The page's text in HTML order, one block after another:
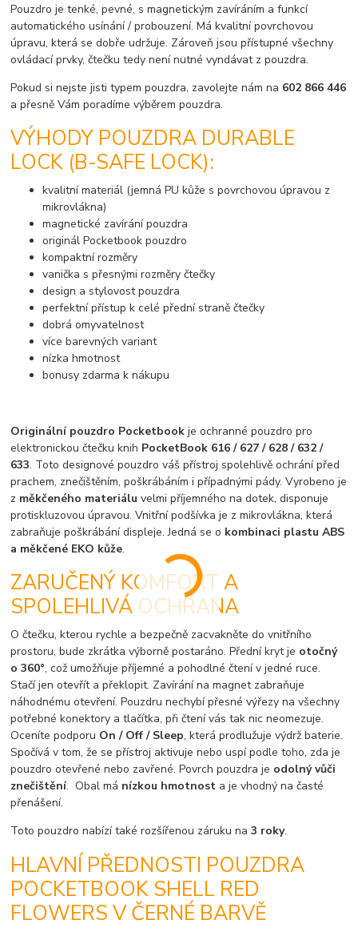
Pouzdro je tenké, pevné, s magnetickým zavíráním a funkcí
automatického usínání / probouzení. Má kvalitní povrchovou
úpravu, která se dobře udržuje. Zároveň jsou přístupné všechny
ovládací prvky, čtečku tedy není nutné vyndávat z pouzdra.
Pokud si nejste jisti typem pouzdra, zavolejte nám na 602 866 446
a přesně Vám poradíme výběrem pouzdra.
VÝHODY POUZDRA DURABLE
LOCK (B-SAFE LOCK):
kvalitní materiál (jemná PU kůže s povrchovou úpravou z
mikrovlákna)
magnetické zavírání pouzdra
originál Pocketbook pouzdro
kompaktní rozměry
vanička s přesnými rozměry čtečky
design a stylovost pouzdra
perfektní přístup k celé přední straně čtečky
dobrá omyvatelnost
více barevných variant
nízka hmotnost
bonusy zdarma k nákupu
Originální pouzdro Pocketbook je ochranné pouzdro pro
elektronickou čtečku knih PocketBook 616 / 627 / 628 / 632 /
633. Toto designové pouzdro váš přístroj spolehlivě ochrání před
prachem, znečištěním, poškrábáním i případnými pády. Vyrobeno je
z měkčeného materiálu velmi příjemného na dotek, disponuje
protiskluzovou úpravou. Vnitřní podšívka je z mikrovlákna, která
zabraňuje poškrábání displeje. Jedná se o kombinaci plastu ABS
a měkčené EKO kůže.
ZARUČENÝ KOMFORT A
SPOLEHLIVÁ OCHRANA
O čtečku, kterou rychle a bezpečně zacvakněte do vnitřního
prostoru, bude zkrátka výborně postaráno. Přední kryt je otočný
o 360°, což umožňuje příjemné a pohodlné čtení v jedné ruce.
Stačí jen otevřít a překlopit. Zavírání na magnet zabraňuje
náhodnému otevření. Pouzdru nechybí přesné výřezy na všechny
potřebné konektory a tlačítka, při čtení vás tak nic neomezuje.
Oceníte podporu On / Off / Sleep, která prodlužuje výdrž baterie.
Spočívá v tom, že se přístroj aktivuje nebo uspí podle toho, zda je
pouzdro otevřené nebo zavřené. Povrch pouzdra je odolný vůči
znečištění. Obal má nízkou hmotnost a je vhodný na časté
přenášení.
Toto pouzdro nabízí také rozšířenou záruku na3 roky.
HLAVNÍ PŘEDNOSTI POUZDRA
POCKETBOOK SHELL RED
FLOWERS V ČERNÉ BARVĚ